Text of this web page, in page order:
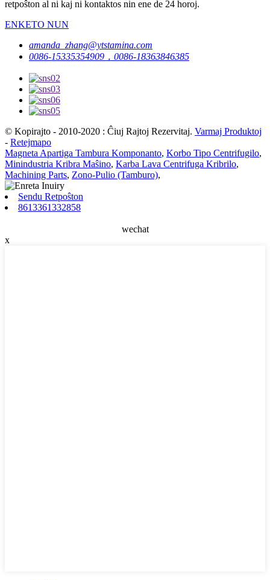
retpoŝton al ni kaj ni kontaktos nin ene de 24 horoj.
ENKETO NUN
amanda_zhang@ytstamina.com
0086-15335354909，0086-18363846385
© Kopirajto - 2010-2020 : Ĉiuj Rajtoj Rezervitaj. Varmaj Produktoj
- Retejmapo
Magneta Apartiga Tambura Komponanto, Korbo Tipo Centrifugilo,
Minindustria Kribra Maŝino, Karba Lava Centrifuga Kribrilo,
Machining Parts, Zono-Pulio (Tamburo),
Sendu Retpoŝton
8613361332858
wechat
x